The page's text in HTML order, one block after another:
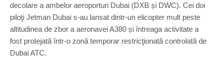
decolare a ambelor aeroporturi Dubai (DXB și DWC). Cei doi
piloţi Jetman Dubai s-au lansat dintr-un elicopter mult peste
altitudinea de zbor a aeronavei A380 și întreaga activitate a
fost protejată într-o zonă temporar restricţionată controlată de
Dubai ATC.